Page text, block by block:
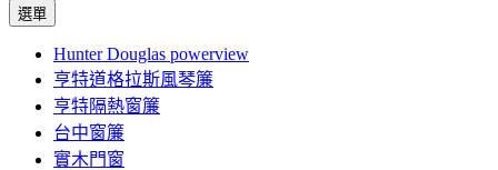
選單
內
容
Hunter Douglas powerview
亨特道格拉斯風琴簾
亨特隔熱窗簾
台中窗簾
實木門窗